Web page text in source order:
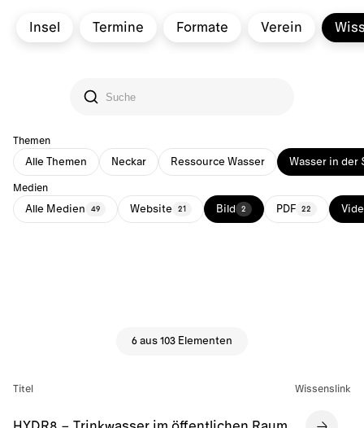
Insel Termine Formate Verein
Themen
Alle Themen Neckar Ressource Wasser Wasser in der
Medien
Alle Medien 49 Website 21 Bild 2 PDF 22
6 aus 103 Elementen
Titel Wissenslink